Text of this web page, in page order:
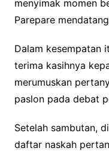
menyimak momen
Parepare
Dalam kesempatan
terima kasihnya
merumuskan
paslon pada debat
Setelah sambutan,
daftar naskah